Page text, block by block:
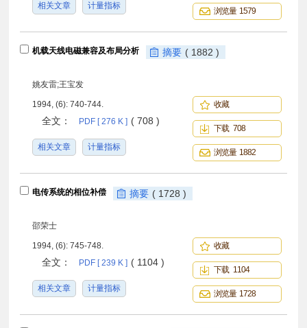
相关文章 计量指标
浏览量 1579
机载天线电磁兼容及布局分析 摘要 ( 1882 )
姚友雷;王宝发
1994, (6): 740-744.
全文： PDF [ 276 K ] ( 708 )
相关文章 计量指标
收藏
下载 708
浏览量 1882
电传系统的相位补偿 摘要 ( 1728 )
邵荣士
1994, (6): 745-748.
全文： PDF [ 239 K ] ( 1104 )
相关文章 计量指标
收藏
下载 1104
浏览量 1728